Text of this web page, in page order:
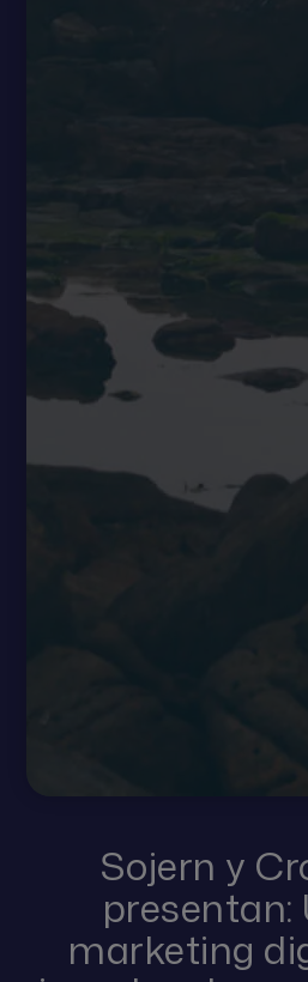
Sojern y
presentan:
marketing